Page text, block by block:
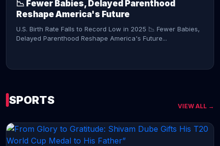
📉 Fewer Babies, Delayed Parenthood
Reshape America's Future
U.S. Birth Rate Falls to Record Low in 2025 📉 Fewer Babies,
Delayed Parenthood Reshape America's Future...
SPORTS VIEW ALL →